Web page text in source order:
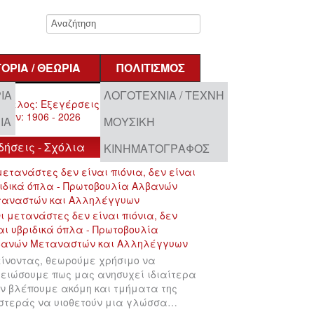
/ ΘΕΩΡΊΑ
ΠΟΛΙΤΙΣΜΌΣ
ΛΟΓΟΤΕΧΝΊΑ / ΤΈΧΝΗ
ΜΟΥΣΙΚΉ
ΚΙΝΗΜΑΤΟΓΡΆΦΟΣ
- Σχόλια
δεν είναι πιόνια, δεν είναι
όπλα - Πρωτοβουλία Αλβανών
και Αλληλέγγυων
θεωρούμε χρήσιμο να
πως μας ανησυχεί ιδιαίτερα
βλέπουμε ακόμη και τμήματα της
να υιοθετούν μια γλώσσα…